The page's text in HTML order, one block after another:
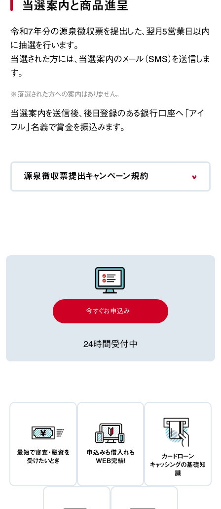
当選案内と商品進呈
令和7年分の源泉徴収票を提出した、翌月5営業日以内
に抽選を行います。
当選された方には、当選案内のメール（SMS）を送信しま
す。
※落選された方への案内はありません。
当選案内を送信後、後日登録のある銀行口座へ「アイ
フル」名義で賞金を振込みます。
源泉徴収票提出キャンペーン規約
今すぐお申込み
24時間受付中
最短で審査・融資を
受けたいとき
申込みも借入れも
WEB完結！
カードローン
キャッシングの基礎知
識